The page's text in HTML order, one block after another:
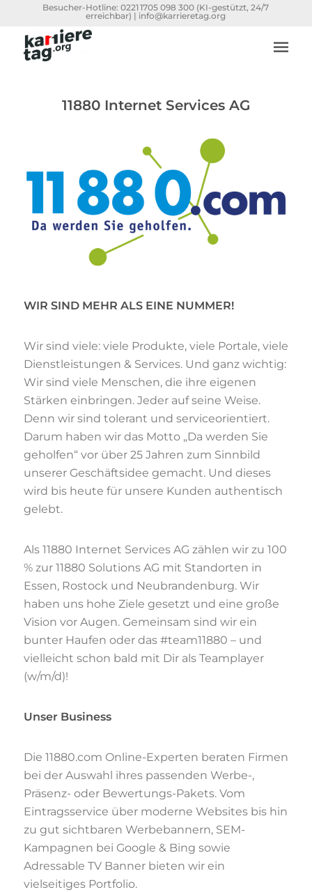
Besucher-Hotline:0221 1705 098 300 (KI-gestützt, 24/7
erreichbar) | info@karrieretag.org
11880 Internet Services AG
WIR SIND MEHR ALS EINE NUMMER!
Wir sind viele: viele Produkte, viele Portale, viele
Dienstleistungen & Services. Und ganz wichtig:
Wir sind viele Menschen, die ihre eigenen
Stärken einbringen. Jeder auf seine Weise.
Denn wir sind tolerant und serviceorientiert.
Darum haben wir das Motto „Da werden Sie
geholfen“ vor über 25 Jahren zum Sinnbild
unserer Geschäftsidee gemacht. Und dieses
wird bis heute für unsere Kunden authentisch
gelebt.
Als 11880 Internet Services AG zählen wir zu 100
% zur 11880 Solutions AG mit Standorten in
Essen, Rostock und Neubrandenburg. Wir
haben uns hohe Ziele gesetzt und eine große
Vision vor Augen. Gemeinsam sind wir ein
bunter Haufen oder das #team11880 – und
vielleicht schon bald mit Dir als Teamplayer
(w/m/d)!
Unser Business
Die 11880.com Online-Experten beraten Firmen
bei der Auswahl ihres passenden Werbe-,
Präsenz- oder Bewertungs-Pakets. Vom
Eintragsservice über moderne Websites bis hin
zu gut sichtbaren Werbebannern, SEM-
Kampagnen bei Google & Bing sowie
Adressable TV Banner bieten wir ein
vielseitiges Portfolio.